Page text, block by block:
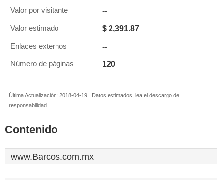
Valor por visitante --
Valor estimado $ 2,391.87
Enlaces externos --
Número de páginas 120
Última Actualización: 2018-04-19 . Datos estimados, lea el descargo de
responsabilidad.
Contenido
www.Barcos.com.mx